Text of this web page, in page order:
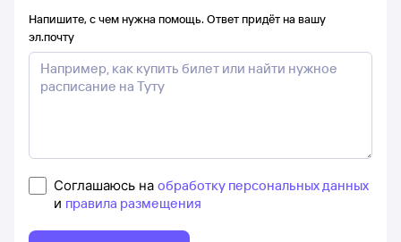
Напишите, с чем нужна помощь. Ответ придёт на вашу
эл.почту
Соглашаюсь на обработку персональных данных
и правила размещения